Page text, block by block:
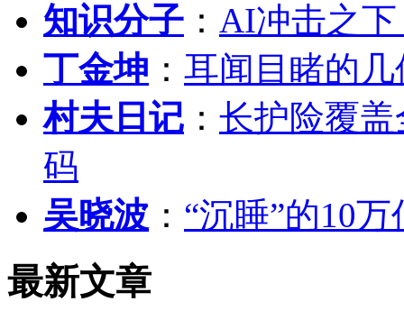
知识分子 ： AI冲击之
丁金坤 ： 耳闻目睹的
村夫日记 ： 长护险覆
码
吴晓波 ： “沉睡”的10
最新文章